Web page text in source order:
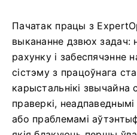
Пачатак працы з
выкананне дзвюх задач:
рахунку і забеспячэнне
сістэму з працоўнага
карыстальнікі звычайна
праверкі,
або праблемамі